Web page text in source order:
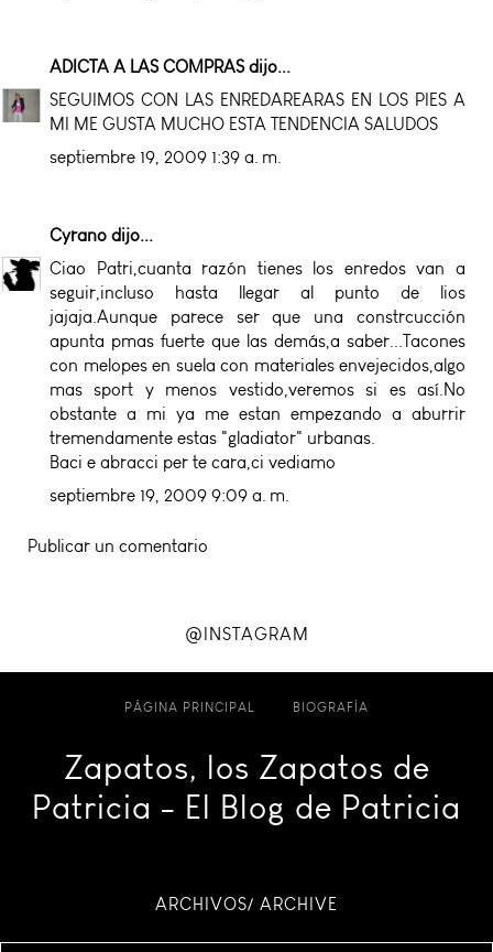
ADICTA A LAS COMPRASdijo...
SEGUIMOS CON LAS ENREDAREARAS EN LOS PIES A
MI ME GUSTA MUCHO ESTA TENDENCIA SALUDOS
septiembre 19, 2009 1:39 a. m.
Cyrano dijo...
Ciao Patri,cuanta razón tienes los enredos van a
seguir,incluso hasta llegar al punto de lios
jajaja.Aunque parece ser que una constrcucción
apunta pmas fuerte que las demás,a saber...Tacones
con melopes en suela con materiales envejecidos,algo
mas sport y menos vestido,veremos si es así.No
obstante a mi ya me estan empezando a aburrir
tremendamente estas "gladiator" urbanas.
Baci e abracci per te cara,ci vediamo
septiembre 19, 2009 9:09 a. m.
Publicar un comentario
@INSTAGRAM
PÁGINA PRINCIPAL BIOGRAFÍA
Zapatos, los Zapatos de
Patricia - El Blog de Patricia
ARCHIVOS/ ARCHIVE